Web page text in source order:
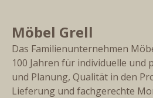
Möbel Grell
Das Familienunternehmen
100 Jahren für individuelle und
und Planung, Qualität in den
Lieferung und fachgerechte